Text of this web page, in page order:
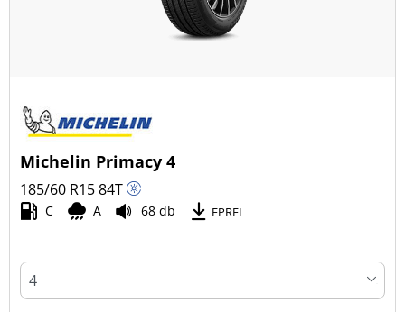
Michelin Primacy 4
185/60 R1584T
C A 68 db EPREL